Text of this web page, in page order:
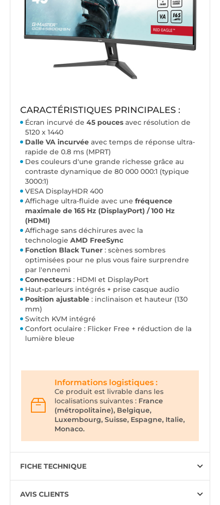
CARACTÉRISTIQUES PRINCIPALES :
Écran incurvé de 45 pouces avec résolution de
5120 x 1440
Dalle VA incurvée avec temps de réponse ultra-
rapide de 0.8 ms (MPRT)
Des couleurs d'une grande richesse grâce au
contraste dynamique de 80 000 000:1 (typique
3000:1)
VESA DisplayHDR 400
Affichage ultra-fluide avec une fréquence
maximale de 165 Hz (DisplayPort) / 100 Hz
(HDMI)
Affichage sans déchirures avec la
technologie AMD FreeSync
Fonction Black Tuner : scènes sombres
optimisées pour ne plus vous faire surprendre
par l'ennemi
Connecteurs : HDMI et DisplayPort
Haut-parleurs intégrés + prise casque audio
Position ajustable : inclinaison et hauteur (130
mm)
Switch KVM intégré
Confort oculaire : Flicker Free + réduction de la
lumière bleue
Informations logistiques :
Ce produit est livrable dans les
localisations suivantes : France
(métropolitaine), Belgique,
Luxembourg, Suisse, Espagne, Italie,
Monaco.
FICHE TECHNIQUE
AVIS CLIENTS